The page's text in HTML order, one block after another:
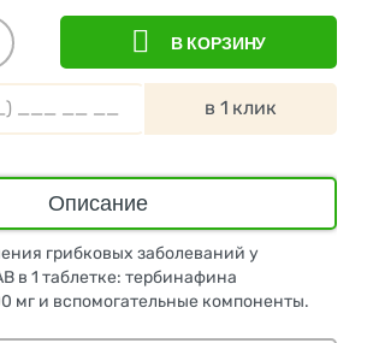
В КОРЗИНУ
в 1 клик
Описание
грибковых заболеваний у
в 1 таблетке: тербинафина
мг и вспомогательные компоненты.